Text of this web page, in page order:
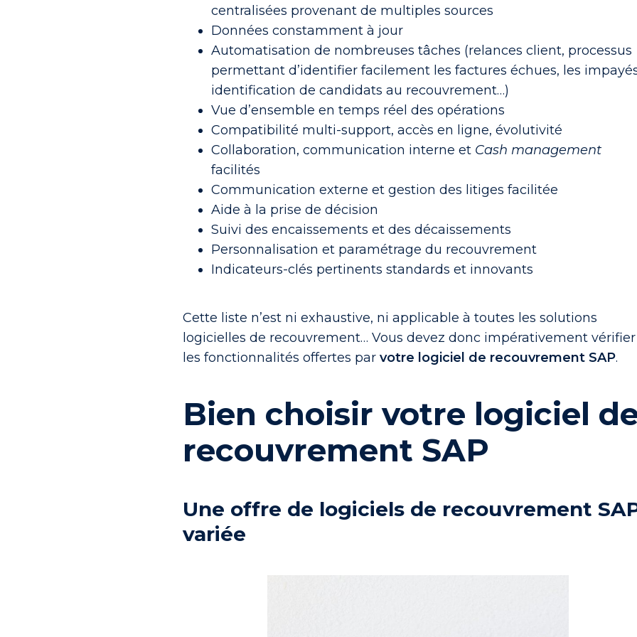
centralisées provenant de multiples sources
Données constamment à jour
Automatisation de nombreuses tâches (relances client, processus
permettant d’identifier facilement les factures échues, les
identification de candidats au recouvrement…)
Vue d’ensemble en temps réel des opérations
Compatibilité multi-support, accès en ligne, évolutivité
Collaboration, communication interne et Cash management
facilités
Communication externe et gestion des litiges facilitée
Aide à la prise de décision
Suivi des encaissements et des décaissements
Personnalisation et paramétrage du recouvrement
Indicateurs-clés pertinents standards et innovants
Cette liste n’est ni exhaustive, ni applicable à toutes les solutions
logicielles de recouvrement… Vous devez donc impérativement vérifier
les fonctionnalités offertes parvotre logiciel de recouvrement SAP.
Bien choisir votre logiciel
recouvrement SAP
Une offre de logiciels de recouvrement
variée